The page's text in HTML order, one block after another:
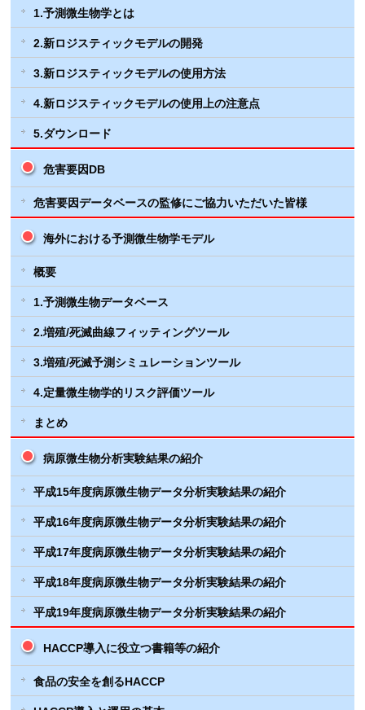
1.予測微生物学とは
2.新ロジスティックモデルの開発
3.新ロジスティックモデルの使用方法
4.新ロジスティックモデルの使用上の注意点
5.ダウンロード
危害要因DB
危害要因データベースの監修にご協力いただいた皆様
海外における予測微生物学モデル
概要
1.予測微生物データベース
2.増殖/死滅曲線フィッティングツール
3.増殖/死滅予測シミュレーションツール
4.定量微生物学的リスク評価ツール
まとめ
病原微生物分析実験結果の紹介
平成15年度病原微生物データ分析実験結果の紹介
平成16年度病原微生物データ分析実験結果の紹介
平成17年度病原微生物データ分析実験結果の紹介
平成18年度病原微生物データ分析実験結果の紹介
平成19年度病原微生物データ分析実験結果の紹介
HACCP導入に役立つ書籍等の紹介
食品の安全を創るHACCP